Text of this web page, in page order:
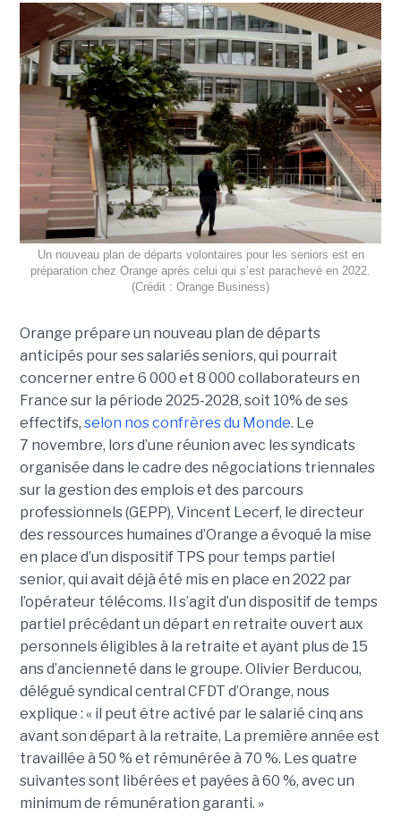
Un nouveau plan de départs volontaires pour les seniors est en
préparation chez Orange après celui qui s’est parachevé en 2022.
(Crédit : Orange Business)
Orange prépare un nouveau plan de départs
anticipés pour ses salariés seniors, qui pourrait
concerner entre 6 000 et 8 000 collaborateurs en
France sur la période 2025-2028, soit 10% de ses
effectifs, selon nos confrères du Monde. Le
7 novembre, lors d’une réunion avec les syndicats
organisée dans le cadre des négociations triennales
sur la gestion des emplois et des parcours
professionnels (GEPP), Vincent Lecerf, le directeur
des ressources humaines d’Orange a évoqué la mise
en place d’un dispositif TPS pour temps partiel
senior, qui avait déjà été mis en place en 2022 par
l’opérateur télécoms. Il s’agit d’un dispositif de temps
partiel précédant un départ en retraite ouvert aux
personnels éligibles à la retraite et ayant plus de 15
ans d’ancienneté dans le groupe. Olivier Berducou,
délégué syndical central CFDT d’Orange, nous
explique : « il peut être activé par le salarié cinq ans
avant son départ à la retraite, La première année est
travaillée à 50 % et rémunérée à 70 %. Les quatre
suivantes sont libérées et payées à 60 %, avec un
minimum de rémunération garanti. »